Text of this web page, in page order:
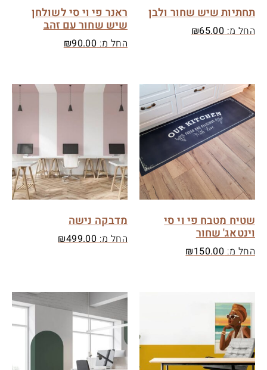
תחתיות שיש שחור ולבן
החל מ: ₪65.00
ראנר פי וי סי לשולחן
שיש שחור עם זהב
החל מ: ₪90.00
שטיח מטבח פי וי סי
וינטאג' שחור
החל מ: ₪150.00
מדבקה נישה
החל מ: ₪499.00